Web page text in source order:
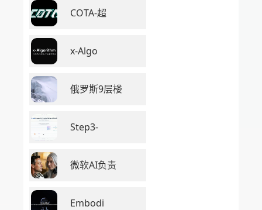
COTA-超
x-Algo
俄罗斯9层楼
Step3-
微软AI负责
Embodi